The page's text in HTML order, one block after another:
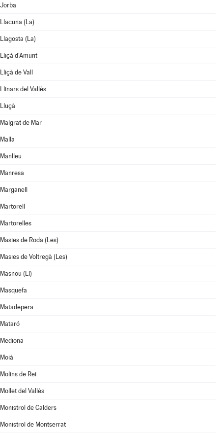
Jorba
Llacuna (La)
Llagosta (La)
Lliçà d'Amunt
Lliçà de Vall
Llinars del Vallès
Lluçà
Malgrat de Mar
Malla
Manlleu
Manresa
Marganell
Martorell
Martorelles
Masies de Roda (Les)
Masies de Voltregà (Les)
Masnou (El)
Masquefa
Matadepera
Mataró
Mediona
Moià
Molins de Rei
Mollet del Vallès
Monistrol de Calders
Monistrol de Montserrat